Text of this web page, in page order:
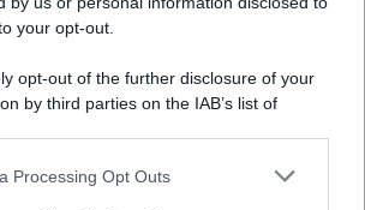
your opt-out.
opt-out of the further disclosure of your
by third parties on the IAB’s list of
also be disclosed by us to third parties
Processing Opt Outs